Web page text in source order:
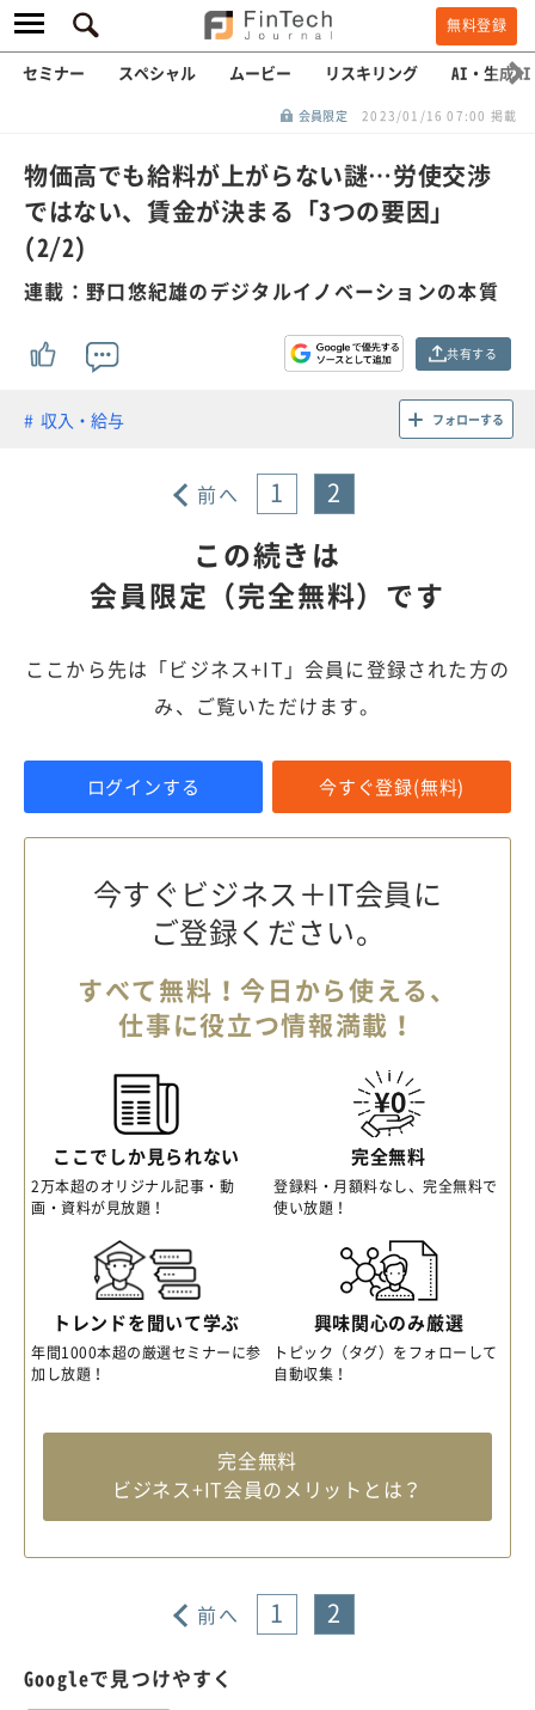
無料登録
セミナー スペシャル ムービー リスキリング AI・生成AI
会員限定 2023/01/16 07:00 掲載
物価高でも給料が上がらない謎…労使交渉
ではない、賃金が決まる「3つの要因」
(2/2)
連載：野口悠紀雄のデジタルイノベーションの本質
共有する
収入・給与 フォローする
前へ 1 2
この続きは
会員限定（完全無料）です
ここから先は「ビジネス+IT」会員に登録された方の
み、ご覧いただけます。
ログインする 今すぐ登録(無料)
今すぐビジネス＋IT会員に
ご登録ください。
すべて無料！今日から使える、
仕事に役立つ情報満載！
ここでしか見られない
2万本超のオリジナル記事・動
画・資料が見放題！
完全無料
登録料・月額料なし、完全無料で
使い放題！
トレンドを聞いて学ぶ
年間1000本超の厳選セミナーに参
加し放題！
興味関心のみ厳選
トピック（タグ）をフォローして
自動収集！
完全無料
ビジネス+IT会員のメリットとは？
前へ 1 2
Googleで見つけやすく